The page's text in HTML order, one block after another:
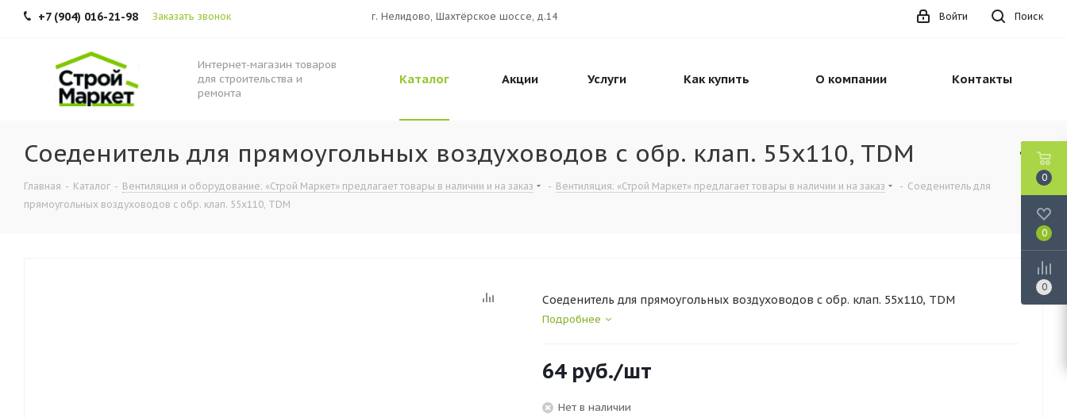
+7 (904) 016-21-98 Заказать звонок г. Нелидово, Шахтёрское шоссе, д.14 Поиск
Войти
Интернет-магазин товаров
для строительства и
ремонта
Каталог Акции Услуги Как купить О компании Контакты
Соеденитель для прямоугольных воздуховодов с обр. клап. 55х110, TDM
Главная - Каталог - Вентиляция и оборудование: «Строй Маркет» предлагает товары в наличии и на заказ - Вентиляция: «Строй Маркет» предлагает товары в наличии и на заказ - Соеденитель для
прямоугольных воздуховодов с обр. клап. 55х110, TDM
Соеденитель для прямоугольных воздуховодов с обр. клап. 55х110, TDM
Подробнее
64руб./шт
Нет в наличии
0
0
0